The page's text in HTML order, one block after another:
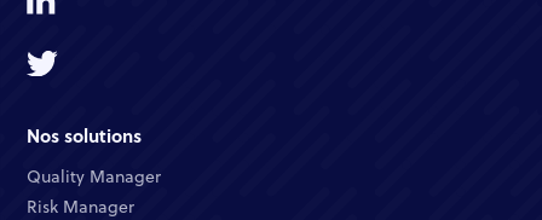
Nos solutions
Quality Manager​
Risk Manager​